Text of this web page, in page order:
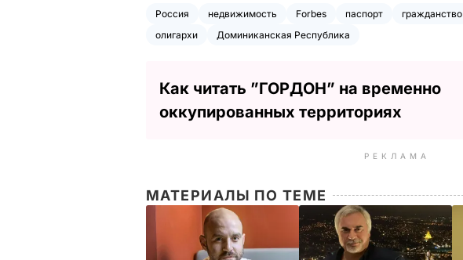
Россия недвижимость Forbes паспорт гражданство
олигархи
Доминиканская Республика
Как читать ”ГОРДОН” на временно
оккупированных территориях
РЕКЛАМА
МАТЕРИАЛЫ ПО ТЕМЕ